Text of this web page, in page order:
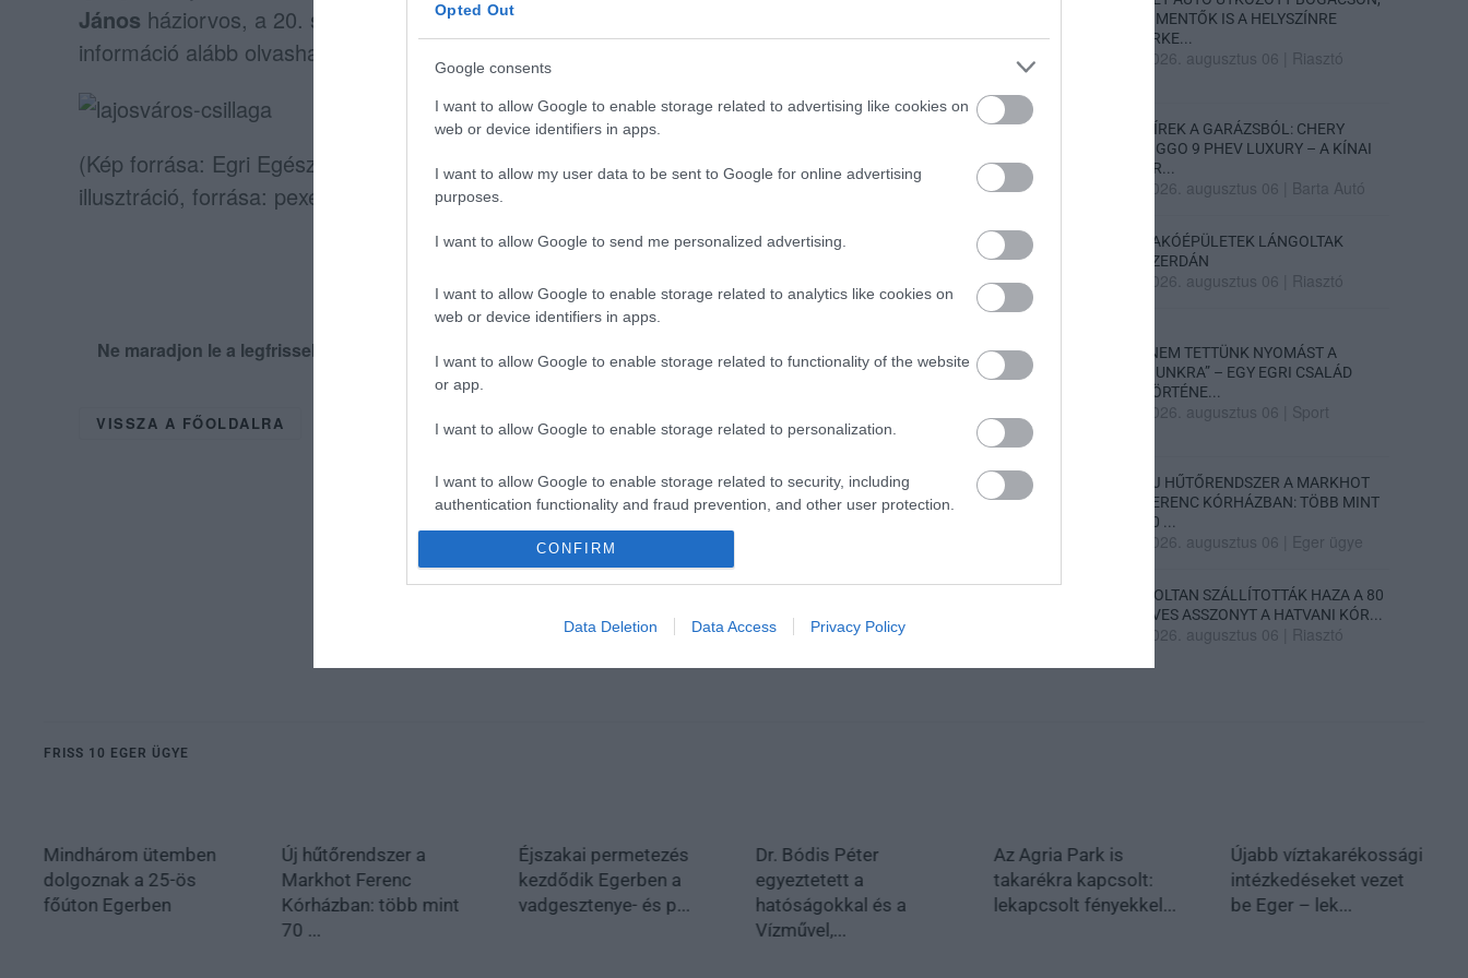
Opted Out
Google consents
I want to allow Google to enable storage related to advertising like cookies on
web or device identifiers in apps.
I want to allow my user data to be sent to Google for online advertising
purposes.
I want to allow Google to send me personalized advertising.
I want to allow Google to enable storage related to analytics like cookies on
web or device identifiers in apps.
I want to allow Google to enable storage related to functionality of the website
or app.
I want to allow Google to enable storage related to personalization.
I want to allow Google to enable storage related to security, including
authentication functionality and fraud prevention, and other user protection.
CONFIRM
Data Deletion Data Access Privacy Policy
János háziorvos, a 20. számú felnőtt orvosi rendelőből. A jelöltekről részletes
információ alább olvasható:
(Kép forrása: Egri Egészség- és Környezetvédő Egyesület / Facebook; az indexfotó
illusztráció, forrása: pexels.com)
Ne maradjon le a legfrissebb hírekről, kövessen bennünket az EGRI ÜGYEK Google Hírek oldalán!
VISSZA A FŐOLDALRA
A MENTŐK IS A HELYSZÍNRE
ÉRKE...
2026. augusztus 06 Riasztó
HÍREK A GARÁZSBÓL: CHERY
TIGGO 9 PHEV LUXURY – A KÍNAI
PR...
2026. augusztus 06 Barta Autó
LAKÓÉPÜLETEK LÁNGOLTAK
SZERDÁN
2026. augusztus 06 Riasztó
„NEM TETTÜNK NYOMÁST A
FIUNKRA” – EGY EGRI CSALÁD
TÖRTÉNE...
2026. augusztus 06 Sport
ÚJ HŰTŐRENDSZER A MARKHOT
FERENC KÓRHÁZBAN: TÖBB MINT
70 ...
2026. augusztus 06 Eger ügye
HOLTAN SZÁLLÍTOTTÁK HAZA A 80
ÉVES ASSZONYT A HATVANI KÓR...
2026. augusztus 06 Riasztó
FRISS 10 EGER ÜGYE
Új hűtőrendszer a
Markhot Ferenc
Kórházban: több mint
Éjszakai permetezés
kezdődik Egerben a
vadgesztenye- és p...
Dr. Bódis Péter
egyeztetett a
hatóságokkal és a
Az Agria Park is
takarékra kapcsolt:
lekapcsolt fényekkel...
Újabb víztakarékossági
intézkedéseket vezet
be Eger – lek...